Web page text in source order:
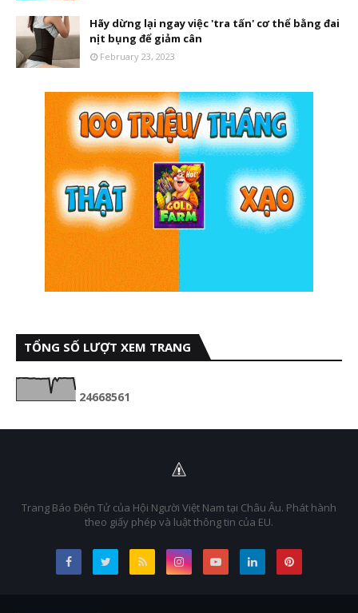
Hãy dừng lại ngay việc 'tra tấn' cơ thể bằng đai
nịt bụng để giảm cân
February 23, 2023
TỔNG SỐ LƯỢT XEM TRANG
24668561
Trang Báo Điện Tử của Hội Người Việt Nam tại Châu Âu. Phát hành
theo giấy phép và luật thông tin của EU.